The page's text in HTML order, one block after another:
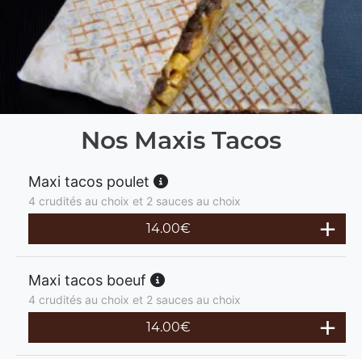
Nos Maxis Tacos
Maxi tacos poulet
4 crudités au choix et 2 sauces au choix
14.00€
Maxi tacos boeuf
4 crudités au choix et 2 sauces au choix
14.00€